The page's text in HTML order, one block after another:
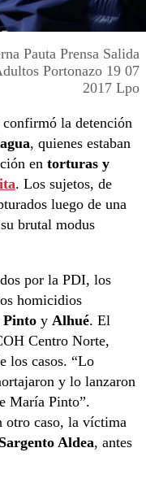
Pauta Prensa Salida
Portonazo 19 07
2017 Lpo
la detención
, quienes estaban
en torturas y
. Los sujetos, de
luego de una
brutal modus
por la PDI, los
homicidios
y Alhué. El
Centro Norte,
los casos. “Lo
y lo lanzaron
María Pinto”.
otro caso, la víctima
Aldea, antes